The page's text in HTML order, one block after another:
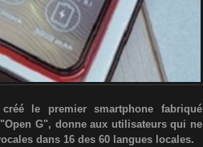
le premier smartphone fabriqué
Open G", donne aux utilisateurs qui ne
dans 16 des 60 langues locales.